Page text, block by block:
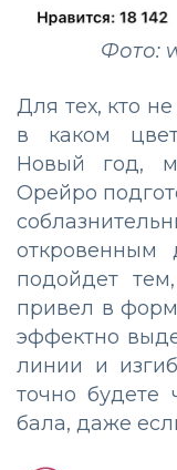
Фото:
Для тех, кто
в каком
Новый год,
Орейро
откровенным
подойдет
привел в
эффектно
линии и
точно будете
бала, даже